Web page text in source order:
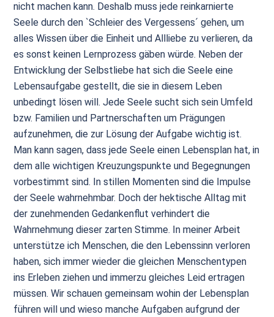
nicht machen kann. Deshalb muss jede reinkarnierte
Seele durch den `Schleier des Vergessens´ gehen, um
alles Wissen über die Einheit und Allliebe zu verlieren, da
es sonst keinen Lernprozess gäben würde. Neben der
Entwicklung der Selbstliebe hat sich die Seele eine
Lebensaufgabe gestellt, die sie in diesem Leben
unbedingt lösen will. Jede Seele sucht sich sein Umfeld
bzw. Familien und Partnerschaften um Prägungen
aufzunehmen, die zur Lösung der Aufgabe wichtig ist.
Man kann sagen, dass jede Seele einen Lebensplan hat, in
dem alle wichtigen Kreuzungspunkte und Begegnungen
vorbestimmt sind. In stillen Momenten sind die Impulse
der Seele wahrnehmbar. Doch der hektische Alltag mit
der zunehmenden Gedankenflut verhindert die
Wahrnehmung dieser zarten Stimme. In meiner Arbeit
unterstütze ich Menschen, die den Lebenssinn verloren
haben, sich immer wieder die gleichen Menschentypen
ins Erleben ziehen und immerzu gleiches Leid ertragen
müssen. Wir schauen gemeinsam wohin der Lebensplan
führen will und wieso manche Aufgaben aufgrund der